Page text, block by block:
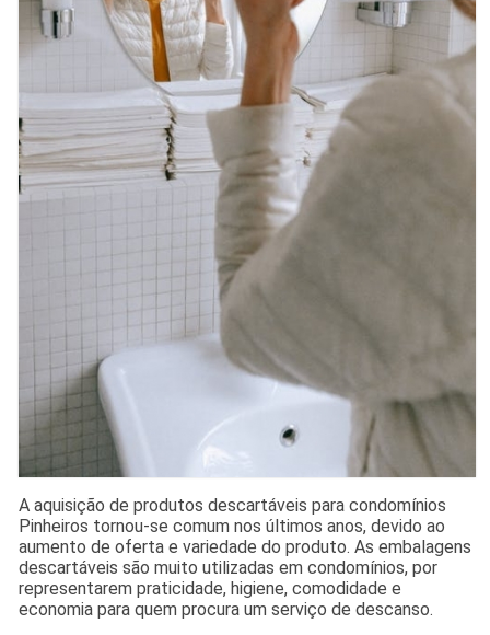
A aquisição de produtos descartáveis para condomínios
Pinheiros tornou-se comum nos últimos anos, devido ao
aumento de oferta e variedade do produto. As embalagens
descartáveis são muito utilizadas em condomínios, por
representarem praticidade, higiene, comodidade e
economia para quem procura um serviço de descanso.